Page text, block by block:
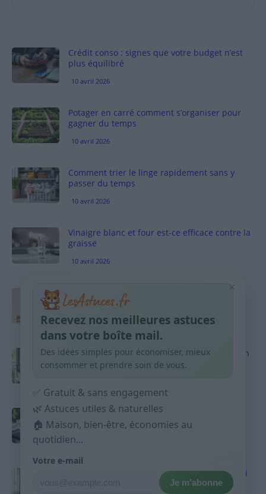
Crédit conso : signes que votre budget n’est
plus équilibré
10 avril 2026
Potager en carré comment s’organiser pour
gagner du temps
10 avril 2026
Comment trier le linge rapidement sans y
passer du temps
10 avril 2026
Vinaigre blanc et four est-ce efficace contre la
graisse
10 avril 2026
Taches pigmentaires : routine simple +
habitudes qui aident
9 avril 2026
Produits ménagers : comment économiser en
courses sans acheter 10 sprays
Budget mensuel : méthode rapide pour
répartir son salaire dès le jour de paie
9 avril 2026
Sport 10 minutes par jour est-ce utile et quoi
×
Recevez nos meilleures astuces
dans votre boîte mail.
Des idées simples pour économiser, mieux
consommer et prendre soin de vous.
✅ Gratuit & sans engagement
🌿 Astuces utiles & naturelles
🏠 Maison, bien-être, économies au
quotidien...
Votre e-mail
Je m’abonne